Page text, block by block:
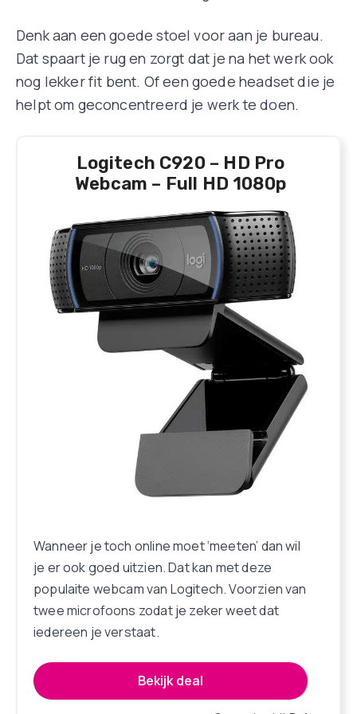
Denk aan een goede stoel voor aan je bureau.
Dat spaart je rug en zorgt dat je na het werk ook
nog lekker fit bent. Of een goede headset die je
helpt om geconcentreerd je werk te doen.
Logitech C920 – HD Pro
Webcam – Full HD 1080p
Wanneer je toch online moet ‘meeten’ dan wil
je er ook goed uitzien. Dat kan met deze
populaite webcam van Logitech. Voorzien van
twee microfoons zodat je zeker weet dat
iedereen je verstaat.
Bekijk deal